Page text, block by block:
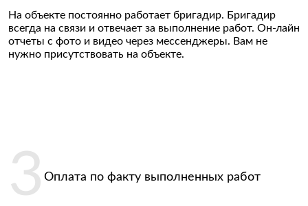
На объекте постоянно работает бригадир. Бригадир
всегда на связи и отвечает за выполнение работ. Он-лайн
отчеты с фото и видео через мессенджеры. Вам не
нужно присутствовать на объекте.
Оплата по факту выполненных работ